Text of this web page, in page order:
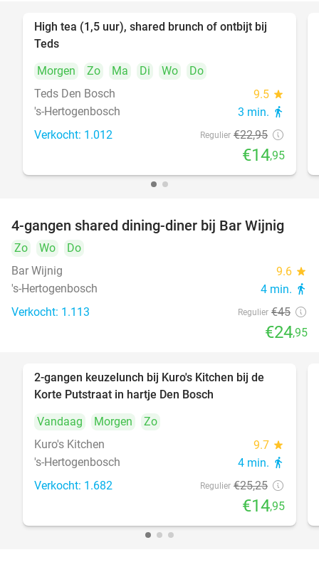
35%
High tea (1,5 uur), shared brunch of ontbijt bij
Teds
Morgen
Zo Ma Di Wo
Do
Teds Den Bosch
9.5 star
's-Hertogenbosch 3 min. directions_walk
Verkocht: 1.012 Regulier €22,95
€14,95
45%
4-gangen shared dining-diner bij Bar Wijnig
Zo Wo
Do
Bar Wijnig
9.6 star
's-Hertogenbosch 4 min. directions_walk
Verkocht: 1.113 Regulier €45
€24,95
2-gangen keuzelunch bij Kuro's Kitchen bij de
Korte Putstraat in hartje Den Bosch
Vandaag
Morgen
Zo
Kuro's Kitchen
9.7 star
's-Hertogenbosch 4 min. directions_walk
Verkocht: 1.682 Regulier €25,25
€14,95